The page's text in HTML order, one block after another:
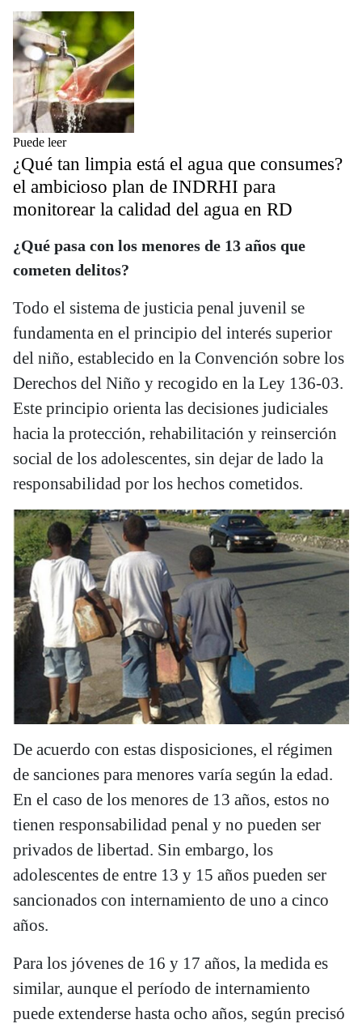
Puede leer
¿Qué tan limpia está el agua que consumes?
el ambicioso plan de INDRHI para
monitorear la calidad del agua en RD
¿Qué pasa con los menores de 13 años que
cometen delitos?
Todo el sistema de justicia penal juvenil se
fundamenta en el principio del interés superior
del niño, establecido en la Convención sobre los
Derechos del Niño y recogido en la Ley 136-03.
Este principio orienta las decisiones judiciales
hacia la protección, rehabilitación y reinserción
social de los adolescentes, sin dejar de lado la
responsabilidad por los hechos cometidos.
De acuerdo con estas disposiciones, el régimen
de sanciones para menores varía según la edad.
En el caso de los menores de 13 años, estos no
tienen responsabilidad penal y no pueden ser
privados de libertad. Sin embargo, los
adolescentes de entre 13 y 15 años pueden ser
sancionados con internamiento de uno a cinco
años.
Para los jóvenes de 16 y 17 años, la medida es
similar, aunque el período de internamiento
puede extenderse hasta ocho años, según precisó